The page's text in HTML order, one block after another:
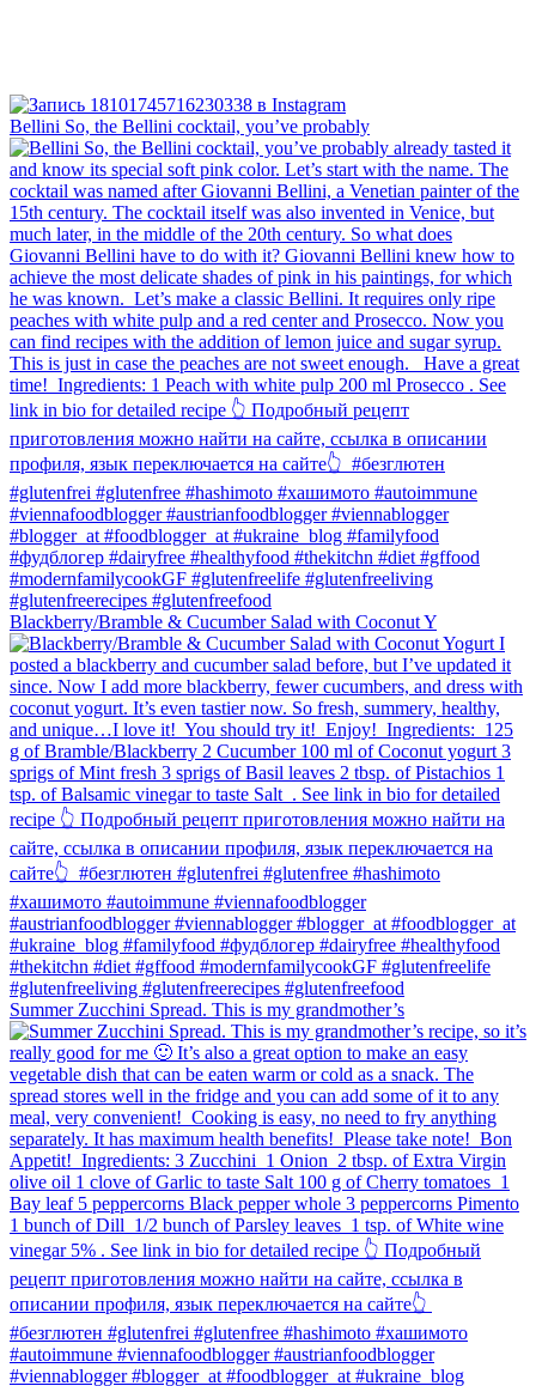
Bellini⁠ So, the Bellini cocktail, you’ve probably
Blackberry/Bramble & Cucumber Salad with Coconut Y
Summer Zucchini Spread.⁠ This is my grandmother’s